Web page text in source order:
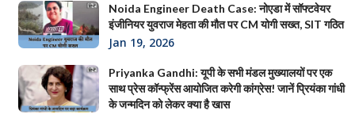
Noida Engineer Death Case: नोएडा में सॉफ्टवेयर
इंजीनियर युवराज मेहता की मौत पर CM योगी सख्त, SIT गठित
Jan 19, 2026
Priyanka Gandhi: यूपी के सभी मंडल मुख्यालयों पर एक
साथ प्रेस कॉन्फ्रेंस आयोजित करेगी कांग्रेस! जानें प्रियंका गांधी
के जन्मदिन को लेकर क्या है खास